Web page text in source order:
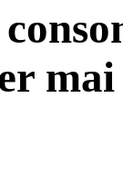
mai